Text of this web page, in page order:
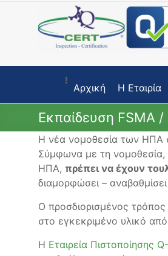
Αρχική Η Εταιρία
Εκπαίδευση FSMA
Η νέα νομοθεσία των ΗΠΑ
Σύμφωνα με τη νομοθεσία,
ΗΠΑ, πρέπει να έχουν
διαμορφώσει –
Ο προσδιορισμένος
στο εγκεκριμένο υλικό
Η Εταιρεία Πιστοποίησης